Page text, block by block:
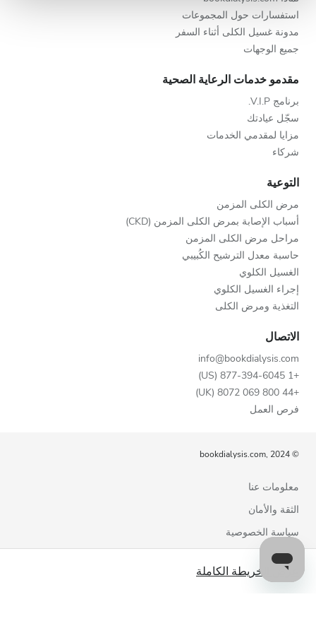
عرض الخريطة الكاملة
استفسارات حول المجموعات
مدونة غسيل الكلى أثناء السفر
جميع الوجهات
مقدمو خدمات الرعاية الصحية
برنامج V.I.P.
سجّل عيادتك
مزايا لمقدمي الخدمات
شركاء
التوعية
مرض الكلى المزمن
أسباب الإصابة بمرض الكلى المزمن (CKD)
مراحل مرض الكلى المزمن
حاسبة معدل الترشيح الكُبيبي
الغسيل الكلوي
إجراء الغسيل الكلوي
التغذية ومرض الكلى
الاتصال
info@bookdialysis.com
+1 877-394-6045 (US)
+44 800 069 8072 (UK)
فرص العمل
© bookdialysis.com, 2024
معلومات عنا
الثقة والأمان
سياسة الخصوصية
شروط الاستخدام
سياسة ملفات تعريف الارتباط